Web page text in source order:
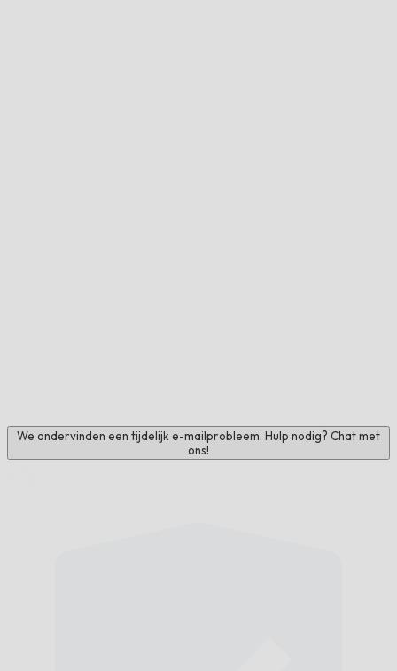
We ondervinden een tijdelijk e-mailprobleem. Hulp nodig? Chat met
ons!